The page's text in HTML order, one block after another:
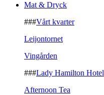
Mat & Dryck
###Vårt kvarter
Leijontornet
Vingården
###Lady Hamilton Hotel
Afternoon Tea